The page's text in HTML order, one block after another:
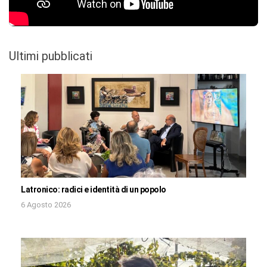
Ultimi pubblicati
Latronico: radici e identità di un popolo
6 Agosto 2026